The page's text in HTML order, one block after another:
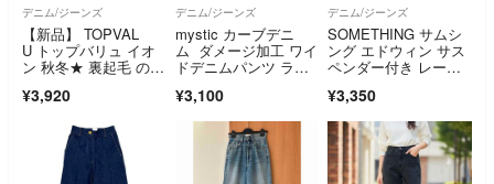
デニム/ジーンズ
【新品】 TOPVAL
U トップバリュ イオ
ン 秋冬★ 裏起毛 のび
ったり デニム パン
¥3,920
デニム/ジーンズ
mystic カーブデニ
ム ダメージ加工 ワイ
ドデニムパンツ ライ
し裾
¥3,100
デニム/ジーンズ
SOMETHING サムシ
ング エドウィン サス
ペンダー付き レース
ニムパンツ sizeM/イ
ンディゴ ■■ レディー
ス
¥3,350